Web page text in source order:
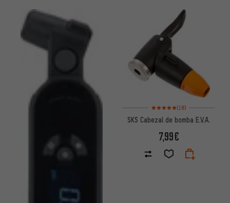
Valoración media: 5 de 5
(18)
SKS Cabezal de bomba E.V.A.
7,99€